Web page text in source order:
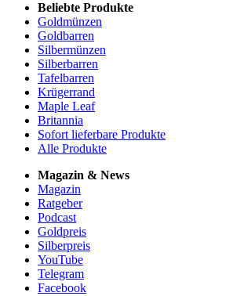
Beliebte Produkte
Goldmünzen
Goldbarren
Silbermünzen
Silberbarren
Tafelbarren
Krügerrand
Maple Leaf
Britannia
Sofort lieferbare Produkte
Alle Produkte
Magazin & News
Magazin
Ratgeber
Podcast
Goldpreis
Silberpreis
YouTube
Telegram
Facebook